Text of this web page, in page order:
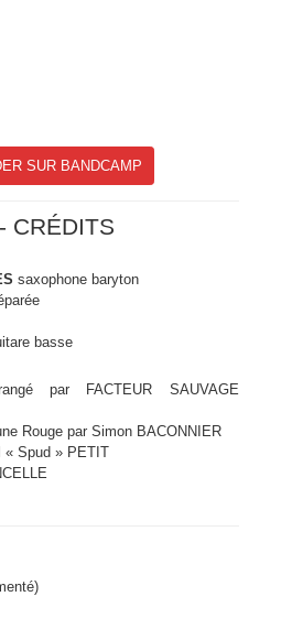
SUR BANDCAMP
CRÉDITS
saxophone baryton
basse
par FACTEUR SAUVAGE
Rouge par Simon BACONNIER
« Spud » PETIT